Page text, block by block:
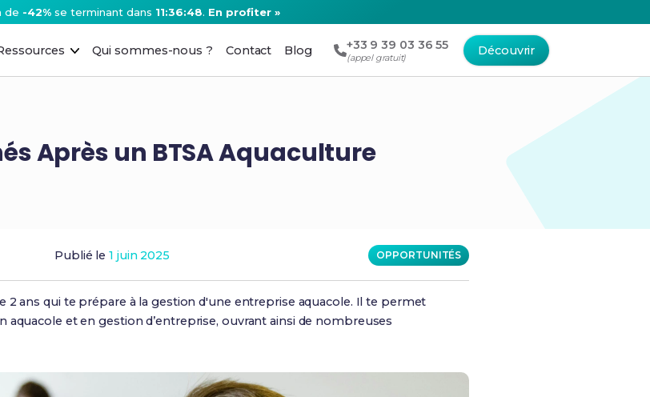
de -42% se terminant dans 11:36:47. En profiter »
Qui sommes-nous ? Contact Blog +33 9 39 03 36 55
(appel gratuit)
Découvrir
Après un BTSA Aquaculture
Publié le1 juin 2025 OPPORTUNITÉS
2 ans qui te prépare à la gestion d'une entreprise aquacole. Il te permet
aquacole et en gestion d’entreprise, ouvrant ainsi de nombreuses